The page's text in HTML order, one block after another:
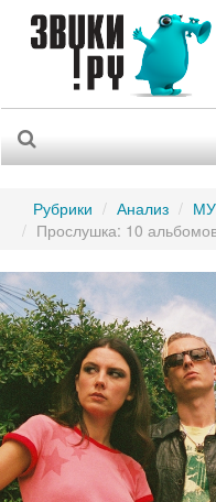
Рубрики Анализ
Прослушка: 10